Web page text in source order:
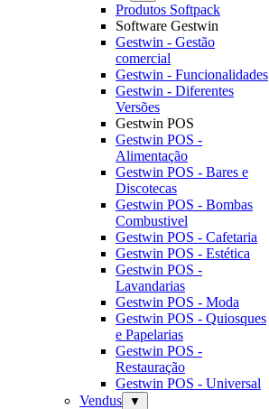
Produtos Softpack
Software Gestwin
Gestwin - Gestão
comercial
Gestwin - Funcionalidades
Gestwin - Diferentes
Versões
Gestwin POS
Gestwin POS -
Alimentação
Gestwin POS - Bares e
Discotecas
Gestwin POS - Bombas
Combustivel
Gestwin POS - Cafetaria
Gestwin POS - Estética
Gestwin POS -
Lavandarias
Gestwin POS - Moda
Gestwin POS - Quiosques
e Papelarias
Gestwin POS -
Restauração
Gestwin POS - Universal
Vendus
▼